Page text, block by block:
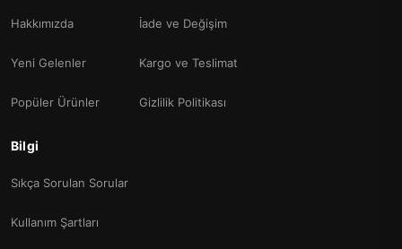
Hakkımızda
Yeni Gelenler
Popüler Ürünler
İade ve Değişim
Kargo ve Teslimat
Gizlilik Politikası
Bilgi
Sıkça Sorulan Sorular
Kullanım Şartları